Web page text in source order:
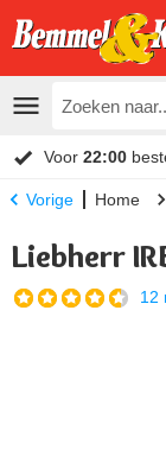
Voor 22:00
Vorige Home
Liebherr
12